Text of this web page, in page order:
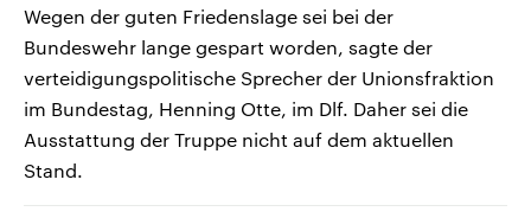
Wegen der guten Friedenslage sei bei der
Bundeswehr lange gespart worden, sagte der
verteidigungspolitische Sprecher der Unionsfraktion
im Bundestag, Henning Otte, im Dlf. Daher sei die
Ausstattung der Truppe nicht auf dem aktuellen
Stand.